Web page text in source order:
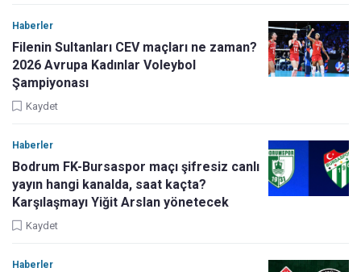
Haberler
Filenin Sultanları CEV maçları ne zaman?
2026 Avrupa Kadınlar Voleybol
Şampiyonası
Kaydet
Haberler
Bodrum FK-Bursaspor maçı şifresiz canlı
yayın hangi kanalda, saat kaçta?
Karşılaşmayı Yiğit Arslan yönetecek
Kaydet
Haberler